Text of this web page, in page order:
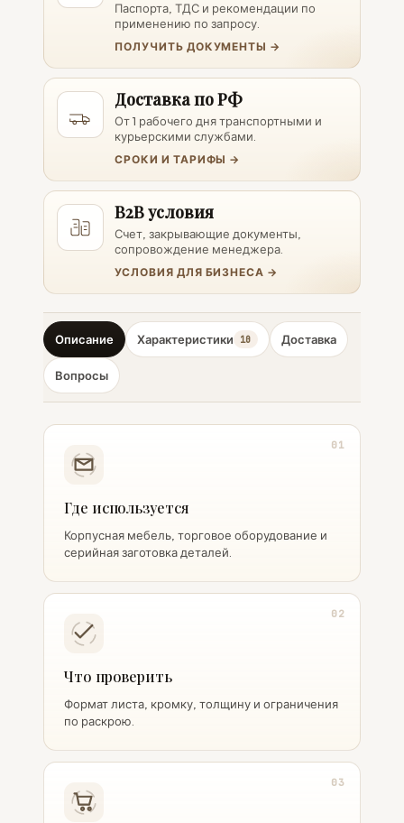
Паспорта, ТДС и рекомендации по
применению по запросу.
ПОЛУЧИТЬ ДОКУМЕНТЫ →
Доставка по РФ
От 1 рабочего дня транспортными и
курьерскими службами.
СРОКИ И ТАРИФЫ →
B2B условия
Счет, закрывающие документы,
сопровождение менеджера.
УСЛОВИЯ ДЛЯ БИЗНЕСА →
Описание Характеристики 10 Доставка
Вопросы
01
Где используется
Корпусная мебель, торговое оборудование и
серийная заготовка деталей.
02
Что проверить
Формат листа, кромку, толщину и ограничения
по раскрою.
03